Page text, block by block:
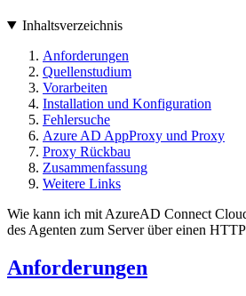
Inhaltsverzeichnis
Anforderungen
Quellenstudium
Vorarbeiten
Installation und Konfiguration
Fehlersuche
Azure AD AppProxy und Proxy
Proxy Rückbau
Zusammenfassung
Weitere Links
Wie kann ich mit AzureAD Connect
des Agenten zum Server über einen
Anforderungen